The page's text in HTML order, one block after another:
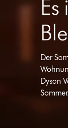
Es
Der
Dyson
Sommer.